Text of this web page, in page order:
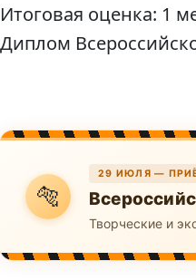
Итоговая оценка: 1
Диплом
🐅
29 ИЮЛЯ —
Творческие и